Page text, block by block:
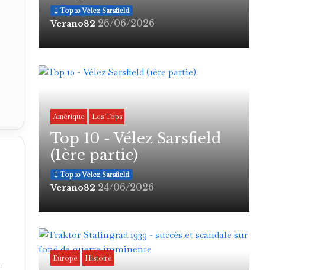
Top 10 Vélez Sarsfield
Verano82 26/06/2026
Amérique Les Tops
Top 10 - Vélez Sarsfield
(1ère partie)
Top 10 Vélez Sarsfield
Verano82 24/06/2026
Europe Histoire